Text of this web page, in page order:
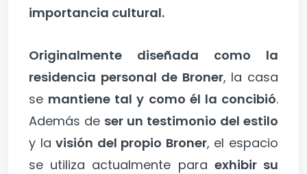
importancia cultural.
Originalmente diseñada como la
residencia personal de Broner, la casa
se mantiene tal y como él la concibió.
Además de ser un testimonio del estilo
y lavisión del propio Broner, el espacio
se utiliza actualmente para exhibir su